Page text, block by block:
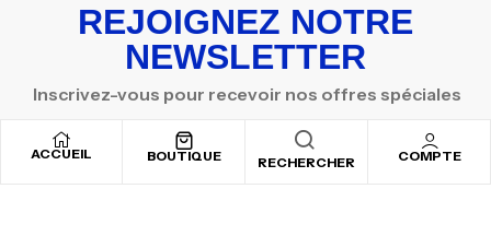
ACCUEIL BOUTIQUE RECHERCHER COMPTE
REJOIGNEZ NOTRE
NEWSLETTER
Inscrivez-vous pour recevoir nos offres spéciales